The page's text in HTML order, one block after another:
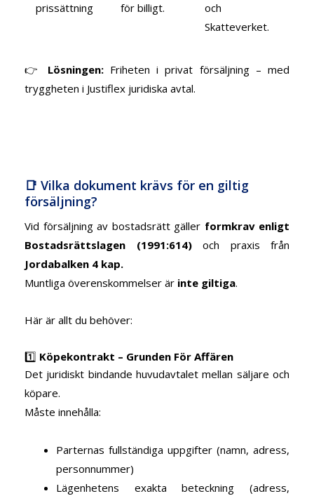
prissättning
för billigt.
och
Skatteverket.
👉 Lösningen:Friheten i privat försäljning – med
tryggheten i Justiflex juridiska avtal.
📑 Vilka dokument krävs för en giltig
försäljning?
Vid försäljning av bostadsrätt gäller formkrav enligt
Bostadsrättslagen (1991:614)och praxis från
Jordabalken 4 kap.
Muntliga överenskommelser är inte giltiga.
Här är allt du behöver:
1️⃣ Köpekontrakt – Grunden För Affären
Det juridiskt bindande huvudavtalet mellan säljare och
köpare.
Måste innehålla:
Parternas fullständiga uppgifter (namn, adress,
personnummer)
Lägenhetens exakta beteckning (adress,